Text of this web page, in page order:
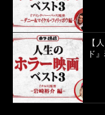
【
ド